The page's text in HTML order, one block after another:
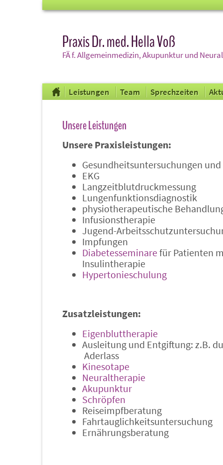
Praxis Dr. med. Hella Voß
FÄ f. Allgemeinmedizin, Akupunktur und
Leistungen Team Sprechzeiten
Unsere Leistungen
Unsere Praxisleistungen:
Gesundheitsuntersuchungen
EKG
Langzeitblutdruckmessung
Lungenfunktionsdiagnostik
physiotherapeutische
Infusionstherapie
Jugend-
Impfungen
Diabetesseminarefür Patienten
Insulintherapie
Hypertonieschulung
Zusatzleistungen:
Eigenbluttherapie
Ausleitung und Entgiftung: z.B.
Aderlass
Kinesotape
Neuraltherapie
Akupunktur
Schröpfen
Reiseimpfberatung
Fahrtauglichkeitsuntersuchung
Ernährungsberatung